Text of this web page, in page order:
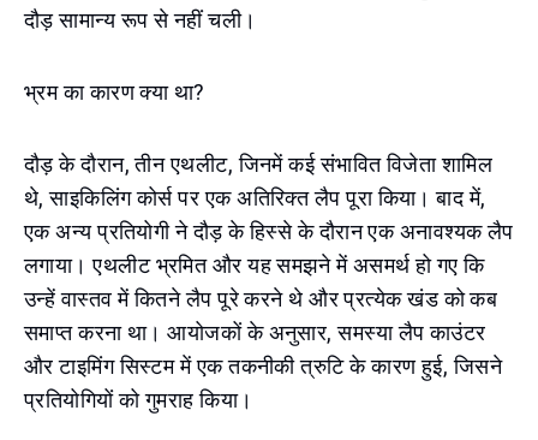
दौड़ सामान्य रूप से नहीं चली।
भ्रम का कारण क्या था?
दौड़ के दौरान, तीन एथलीट, जिनमें कई संभावित विजेता शामिल
थे, साइकिलिंग कोर्स पर एक अतिरिक्त लैप पूरा किया। बाद में,
एक अन्य प्रतियोगी ने दौड़ के हिस्से के दौरान एक अनावश्यक लैप
लगाया। एथलीट भ्रमित और यह समझने में असमर्थ हो गए कि
उन्हें वास्तव में कितने लैप पूरे करने थे और प्रत्येक खंड को कब
समाप्त करना था। आयोजकों के अनुसार, समस्या लैप काउंटर
और टाइमिंग सिस्टम में एक तकनीकी त्रुटि के कारण हुई, जिसने
प्रतियोगियों को गुमराह किया।